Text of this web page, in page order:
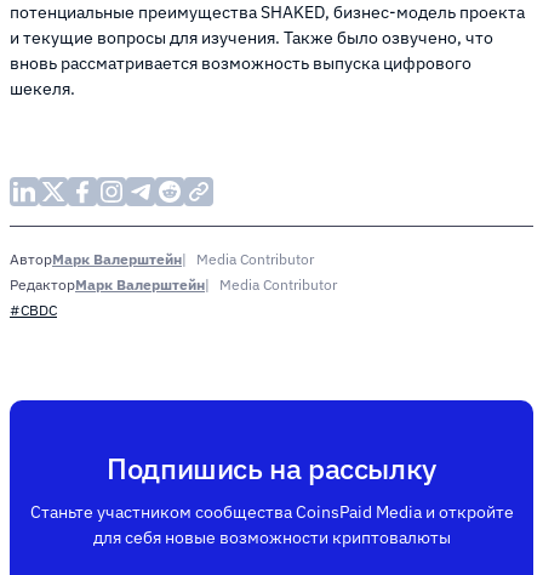
потенциальные преимущества SHAKED, бизнес-модель проекта
и текущие вопросы для изучения. Также было озвучено, что
вновь рассматривается возможность выпуска цифрового
шекеля.
АвторМарк Валерштейн
Media Contributor
РедакторМарк Валерштейн
Media Contributor
#CBDC
Подпишись на рассылку
Станьте участником сообщества CoinsPaid Media и откройте
для себя новые возможности криптовалюты